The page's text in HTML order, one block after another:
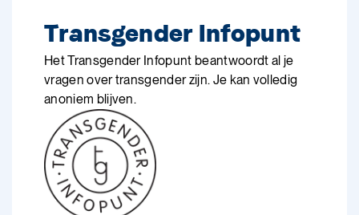
Transgender Infopunt
Het Transgender Infopunt beantwoordt al je
vragen over transgender zijn. Je kan volledig
anoniem blijven.